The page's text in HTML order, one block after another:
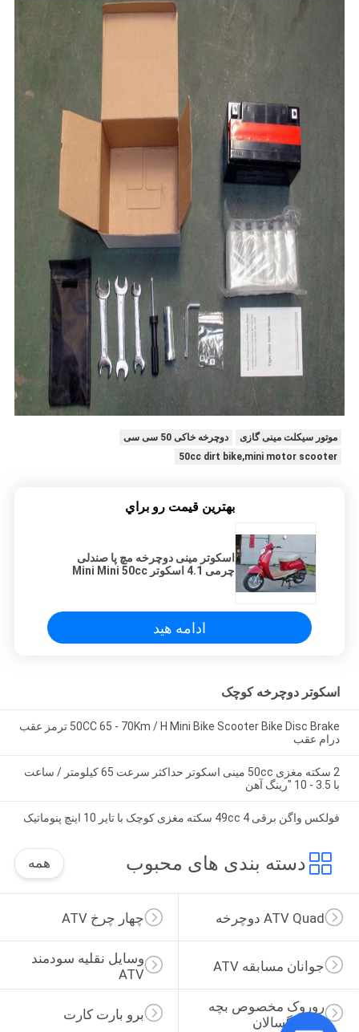
موتور سیکلت مینی گازی
دوچرخه خاکی 50 سی سی
50cc dirt bike,mini motor scooter
بهترين قيمت رو براي
اسکوتر مینی دوچرخه مچ پا صندلی
چرمی 4.1 اسکوتر Mini Mini 50cc
ادامه هید
اسکوتر دوچرخه کوچک
50CC 65 - 70Km / H Mini Bike Scooter Bike Disc Brake ترمز عقب
درام عقب
2 سکته مغزی 50cc مینی اسکوتر حداکثر سرعت 65 کیلومتر / ساعت
با 3.5 - 10 "رینگ آهن
فولکس واگن برقی 49cc 4 سکته مغزی کوچک با تایر 10 اینچ پنوماتیک
دسته بندی های محبوب همه
چهار چرخ ATV ATV Quad دوچرخه
وسایل نقلیه سودمند
ATV
جوانان مسابقه ATV
برو بارت کارت
روروک مخصوص بچه
ها بزرگسالان